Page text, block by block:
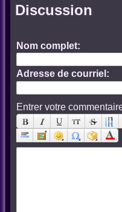
Discussion
Nom complet:
Adresse de courriel:
Entrer votre